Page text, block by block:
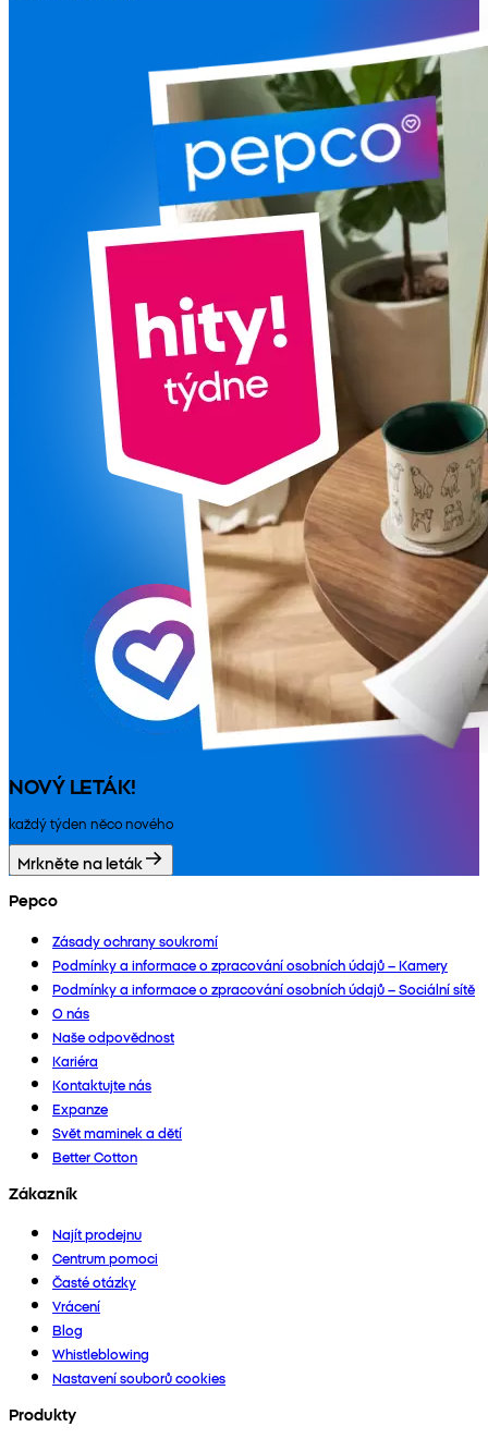
NOVÝ LETÁK!
každý týden něco nového
Mrkněte na leták
Pepco
Zásady ochrany soukromí
Podmínky a informace o zpracování osobních údajů – Kamery
Podmínky a informace o zpracování osobních údajů – Sociální sítě
O nás
Naše odpovědnost
Kariéra
Kontaktujte nás
Expanze
Svět maminek a dětí
Better Cotton
Zákazník
Najít prodejnu
Centrum pomoci
Časté otázky
Vrácení
Blog
Whistleblowing
Nastavení souborů cookies
Produkty